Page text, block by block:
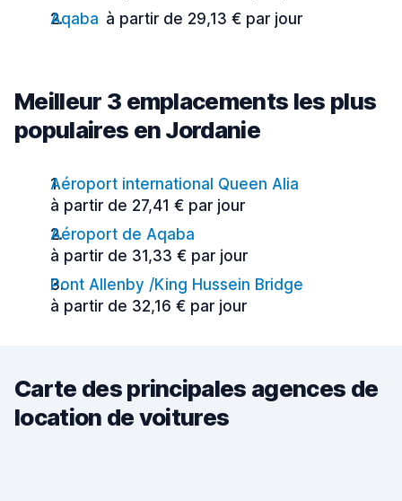
Aqaba à partir de 29,13 € par jour
Meilleur 3 emplacements les plus
populaires en Jordanie
Aéroport international Queen Alia
à partir de 27,41 € par jour
Aéroport de Aqaba
à partir de 31,33 € par jour
Pont Allenby /King Hussein Bridge
à partir de 32,16 € par jour
Carte des principales agences de
location de voitures